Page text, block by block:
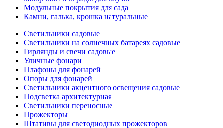
Модульные покрытия для сада
Камни, галька, крошка натуральные
Светильники садовые
Светильники на солнечных батареях садовые
Гирлянды и свечи садовые
Уличные фонари
Плафоны для фонарей
Опоры для фонарей
Светильники акцентного освещения садовые
Подсветка архитектурная
Светильники переносные
Прожекторы
Штативы для светодиодных прожекторов